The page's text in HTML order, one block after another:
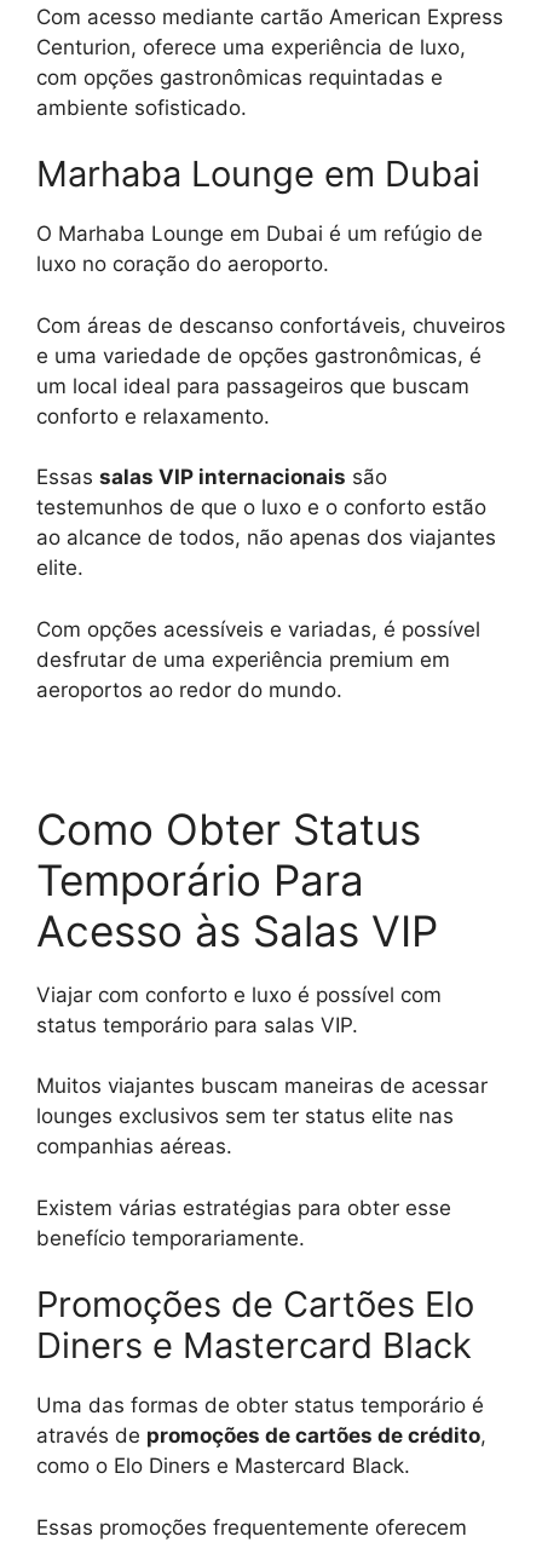
Com acesso mediante cartão American Express
Centurion, oferece uma experiência de luxo,
com opções gastronômicas requintadas e
ambiente sofisticado.
Marhaba Lounge em Dubai
O Marhaba Lounge em Dubai é um refúgio de
luxo no coração do aeroporto.
Com áreas de descanso confortáveis, chuveiros
e uma variedade de opções gastronômicas, é
um local ideal para passageiros que buscam
conforto e relaxamento.
Essas salas VIP internacionais são
testemunhos de que o luxo e o conforto estão
ao alcance de todos, não apenas dos viajantes
elite.
Com opções acessíveis e variadas, é possível
desfrutar de uma experiência premium em
aeroportos ao redor do mundo.
Como Obter Status
Temporário Para
Acesso às Salas VIP
Viajar com conforto e luxo é possível com
status temporário para salas VIP.
Muitos viajantes buscam maneiras de acessar
lounges exclusivos sem ter status elite nas
companhias aéreas.
Existem várias estratégias para obter esse
benefício temporariamente.
Promoções de Cartões Elo
Diners e Mastercard Black
Uma das formas de obter status temporário é
através de promoções de cartões de crédito,
como o Elo Diners e Mastercard Black.
Essas promoções frequentemente oferecem